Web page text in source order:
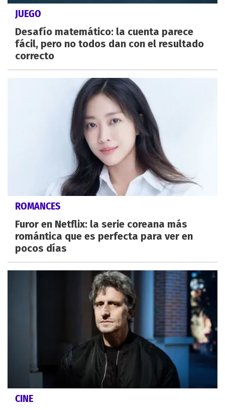
JUEGO
Desafío matemático: la cuenta parece
fácil, pero no todos dan con el resultado
correcto
ROMANCES
Furor en Netflix: la serie coreana más
romántica que es perfecta para ver en
pocos días
CINE